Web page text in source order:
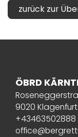
zurück zur
ÖBRD
9020
+43463502888